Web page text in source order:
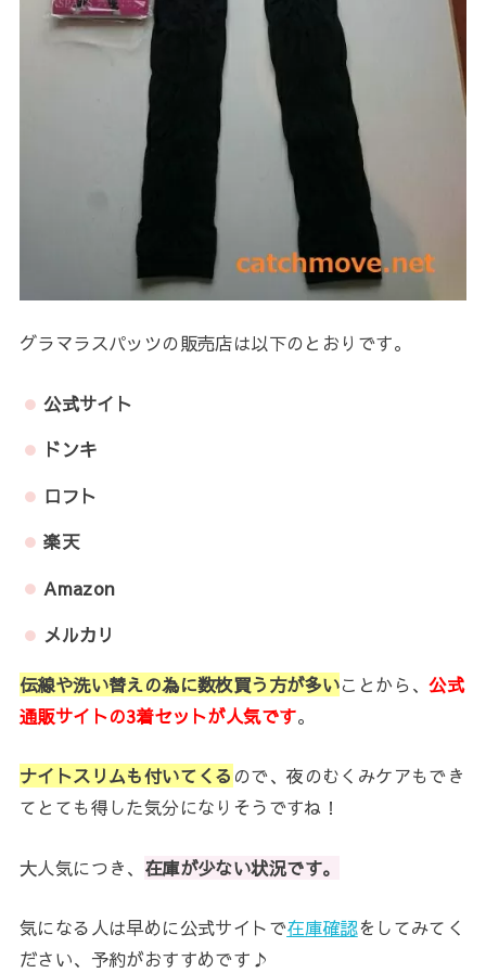
グラマラスパッツの販売店は以下のとおりです。
公式サイト
ドンキ
ロフト
楽天
Amazon
メルカリ
伝線や洗い替えの為に数枚買う方が多いことから、公式
通販サイトの3着セットが人気です。
ナイトスリムも付いてくる ので、夜のむくみケアもでき
てとても得した気分になりそうですね！
大人気につき、 在庫が少ない状況です。
気になる人は早めに公式サイトで在庫確認をしてみてく
ださい、予約がおすすめです♪